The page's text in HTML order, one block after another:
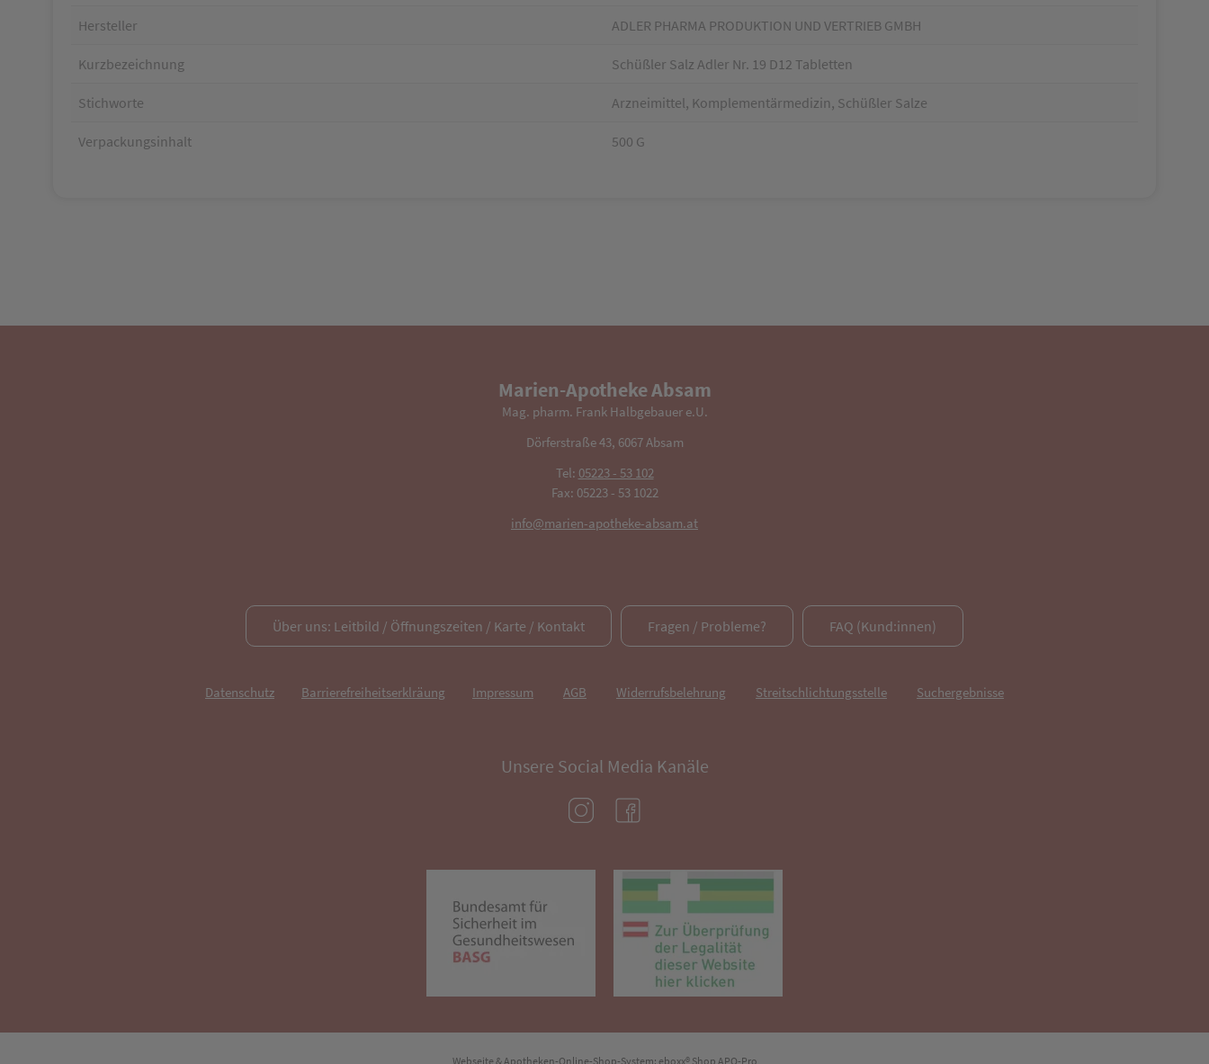
Hersteller ADLER PHARMA PRODUKTION UND VERTRIEB GMBH
Kurzbezeichnung Schüßler Salz Adler Nr. 19 D12 Tabletten
Stichworte Arzneimittel, Komplementärmedizin, Schüßler Salze
Verpackungsinhalt 500 G
Marien-Apotheke Absam
Mag. pharm. Frank Halbgebauer e.U.
Dörferstraße 43, 6067 Absam
Tel: 05223 - 53 102
Fax: 05223 - 53 1022
info@marien-apotheke-absam.at
Über uns: Leitbild / Öffnungszeiten / Karte / Kontakt Fragen / Probleme? FAQ (Kund:innen)
Datenschutz Barrierefreiheitserklräung Impressum AGB Widerrufsbelehrung Streitschlichtungsstelle Suchergebnisse
Unsere Social Media Kanäle
(öffnet in neuem Tab)
(öffnet in neuem Tab)
Webseite & Apotheken-Online-Shop-System: eboxx® Shop APO-Pro